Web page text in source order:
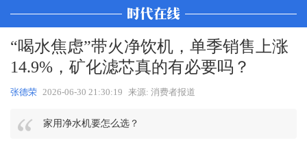
“喝水焦虑”带火净饮机，单季销售上涨
14.9%，矿化滤芯真的有必要吗？
张德荣 2026-06-30 21:30:19 来源: 消费者报道
家用净水机要怎么选？